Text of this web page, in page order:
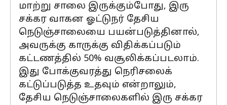
மாற்று சாலை இருக்கும்போது, இரு
சக்கர வாகன ஓட்டுநர் தேசிய
நெடுஞ்சாலையை பயன்படுத்தினால்,
அவருக்கு காருக்கு விதிக்கப்படும்
கட்டணத்தில் 50% வசூலிக்கப்படலாம்.
இது போக்குவரத்து நெரிசலைக்
கட்டுப்படுத்த உதவும் என்றாலும்,
தேசிய நெடுஞ்சாலைகளில் இரு சக்கர